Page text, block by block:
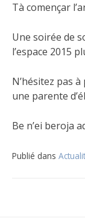
Tà començar
Une soirée de
l’espace 2015
N’hésitez pas
une parente
Be n’ei beroja
Publié dans